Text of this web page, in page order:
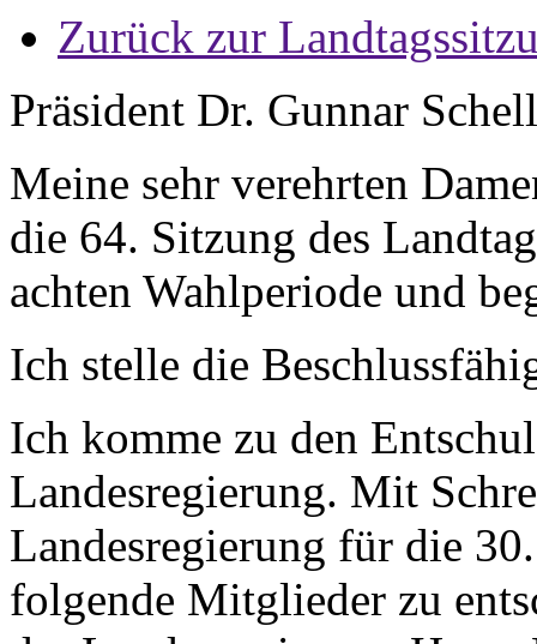
Zurück zur
Präsident Dr. Gunnar
Meine sehr verehrten
die 64. Sitzung des
achten Wahlperiode und
Ich stelle die
Ich komme zu den
Landesregierung. Mit
Landesregierung für die
folgende Mitglieder zu